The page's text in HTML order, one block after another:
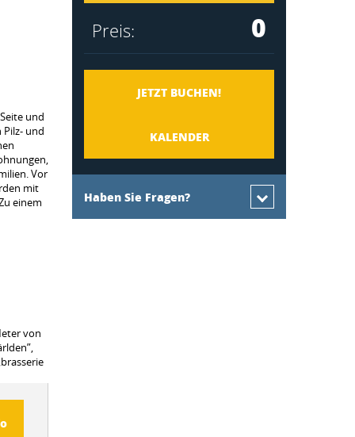
und
und
Vor
mit
einem
von
Preis: 0
JETZT BUCHEN!
KALENDER
Haben Sie Fragen?